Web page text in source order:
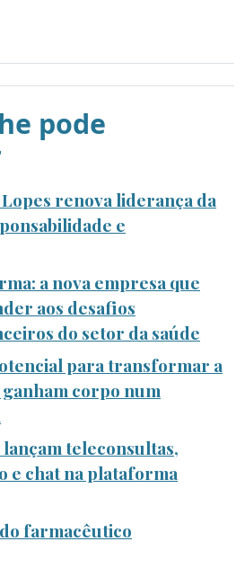
pode
renova liderança da
e
a nova empresa que
aos desafios
do setor da saúde
para transformar a
corpo num
teleconsultas,
e chat na plataforma
farmacêutico